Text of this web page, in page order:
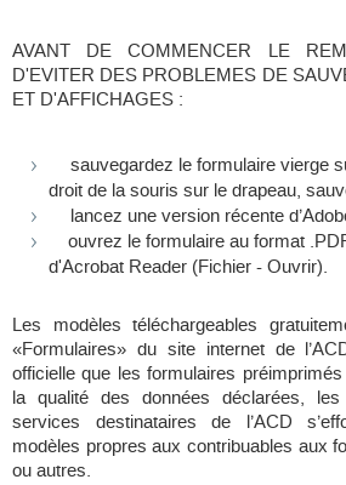
AVANT DE COMMENCER LE
D'EVITER DES PROBLEMES DE
ET D'AFFICHAGES :
sauvegardez le formulaire vierge
droit de la souris sur le drapeau,
lancez une version récente
ouvrez le formulaire au format
d'Acrobat Reader (Fichier - Ouvrir).
Les modèles téléchargeables
«Formulaires» du site internet de
officielle que les formulaires
la qualité des données déclarées,
services destinataires de l’ACD
modèles propres aux contribuables aux
ou autres.